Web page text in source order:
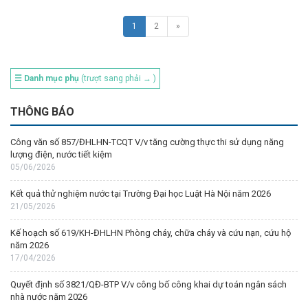
1 2 »
☰ Danh mục phụ (trượt sang phải → )
THÔNG BÁO
Công văn số 857/ĐHLHN-TCQT V/v tăng cường thực thi sử dụng năng
lượng điện, nước tiết kiệm
05/06/2026
Kết quả thử nghiệm nước tại Trường Đại học Luật Hà Nội năm 2026
21/05/2026
Kế hoạch số 619/KH-ĐHLHN Phòng cháy, chữa cháy và cứu nạn, cứu hộ
năm 2026
17/04/2026
Quyết định số 3821/QĐ-BTP V/v công bố công khai dự toán ngân sách
nhà nước năm 2026